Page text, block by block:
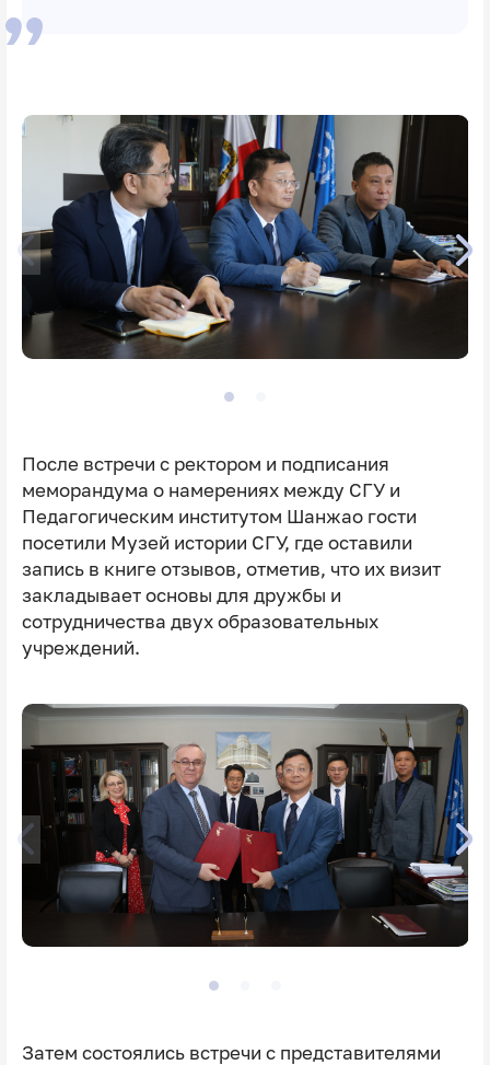
После встречи с ректором и подписания
меморандума о намерениях между СГУ и
Педагогическим институтом Шанжао гости
посетили Музей истории СГУ, где оставили
запись в книге отзывов, отметив, что их визит
закладывает основы для дружбы и
сотрудничества двух образовательных
учреждений.
Затем состоялись встречи с представителями